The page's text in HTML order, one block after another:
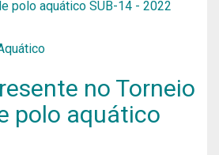
no Torneio
polo aquático